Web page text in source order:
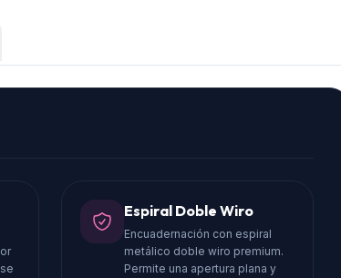
Espiral Doble Wiro
Encuadernación con espiral
metálico doble wiro premium.
Permite una apertura plana y